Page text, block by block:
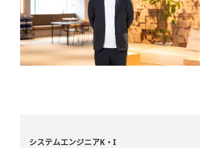
システムエンジニアK・I